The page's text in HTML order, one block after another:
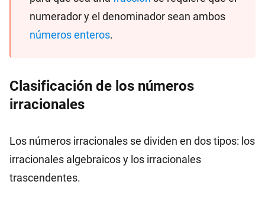
numerador y el denominador sean ambos
números enteros.
Clasificación de los números
irracionales
Los números irracionales se dividen en dos tipos: los
irracionales algebraicos y los irracionales
trascendentes.